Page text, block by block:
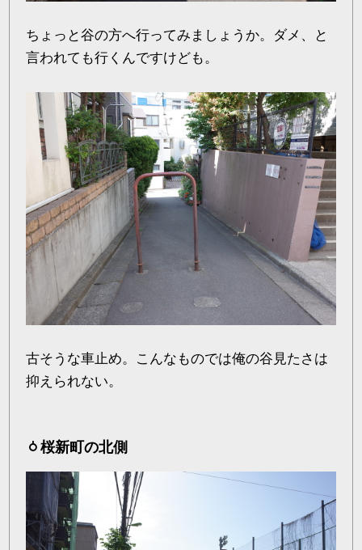
ちょっと谷の方へ行ってみましょうか。ダメ、と
言われても行くんですけども。
古そうな車止め。こんなものでは俺の谷見たさは
抑えられない。
桜新町の北側